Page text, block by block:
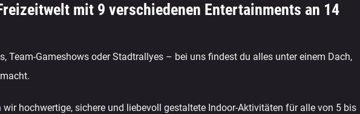
mit 9 verschiedenen Entertainments an 14
Team-Gameshows oder Stadtrallyes – bei uns findest du alles unter einem Dach,
hochwertige, sichere und liebevoll gestaltete Indoor-Aktivitäten für alle von 5 bis